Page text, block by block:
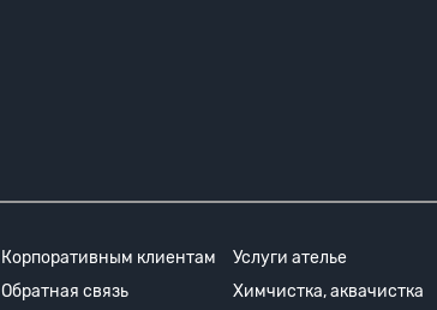
Корпоративным клиентам
Услуги ателье
Обратная связь
Химчистка, аквачистка